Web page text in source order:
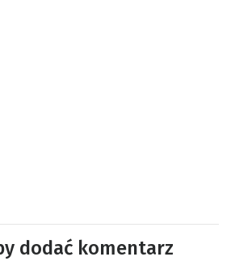
dodać komentarz